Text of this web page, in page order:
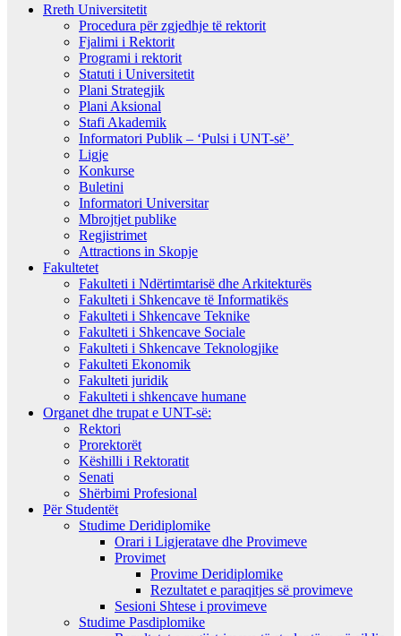
Rreth Universitetit
Procedura për zgjedhje të rektorit
Fjalimi i Rektorit
Programi i rektorit
Statuti i Universitetit
Plani Strategjik
Plani Aksional
Stafi Akademik
Informatori Publik – ‘Pulsi i UNT-së’
Ligje
Konkurse
Buletini
Informatori Universitar
Mbrojtjet publike
Regjistrimet
Attractions in Skopje
Fakultetet
Fakulteti i Ndërtimtarisë dhe Arkitekturës
Fakulteti i Shkencave të Informatikës
Fakulteti i Shkencave Teknike
Fakulteti i Shkencave Sociale
Fakulteti i Shkencave Teknologjike
Fakulteti Ekonomik
Fakulteti juridik
Fakulteti i shkencave humane
Organet dhe trupat e UNT-së:
Rektori
Prorektorët
Këshilli i Rektoratit
Senati
Shërbimi Profesional
Për Studentët
Studime Deridiplomike
Orari i Ligjeratave dhe Provimeve
Provimet
Provime Deridiplomike
Rezultatet e paraqitjes së provimeve
Sesioni Shtese i provimeve
Studime Pasdiplomike